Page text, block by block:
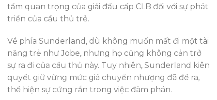
tầm quan trọng của giải đấu cấp CLB đối với sự phát
triển của cầu thủ trẻ.
Về phía Sunderland, dù không muốn mất đi một tài
năng trẻ như Jobe, nhưng họ cũng không cản trở
sự ra đi của cầu thủ này. Tuy nhiên, Sunderland kiên
quyết giữ vững mức giá chuyển nhượng đã đề ra,
thể hiện sự cứng rắn trong việc đàm phán.